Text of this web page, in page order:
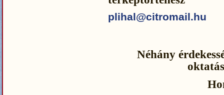
plihal@citromail.hu
Néhány